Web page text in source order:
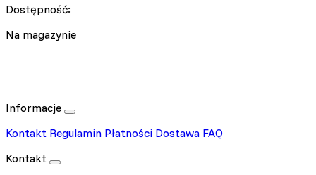
Dostępność:
Na magazynie
Informacje
Kontakt Regulamin Płatności Dostawa FAQ
Kontakt